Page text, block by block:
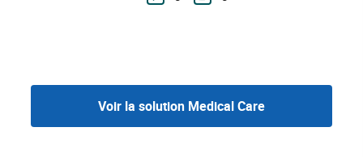
Voir la solution Medical Care